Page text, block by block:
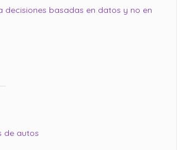
decisiones basadas en datos y no en
de autos